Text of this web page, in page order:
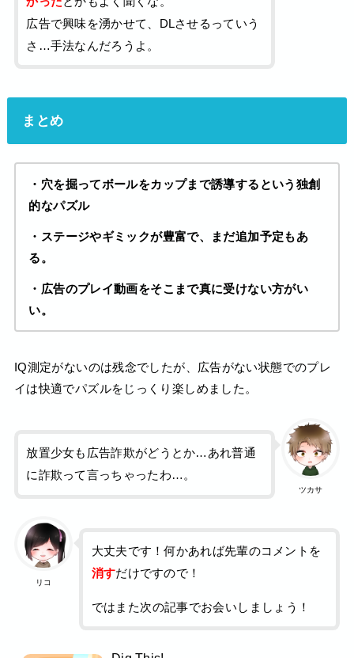
広告で興味を湧かせて、DLさせるっていう
さ…手法なんだろうよ。
まとめ
・穴を掘ってボールをカップまで誘導するという独創
的なパズル
・ステージやギミックが豊富で、まだ追加予定もあ
る。
・広告のプレイ動画をそこまで真に受けない方がい
い。
IQ測定がないのは残念でしたが、広告がない状態でのプレ
イは快適でパズルをじっくり楽しめました。
ツカサ
放置少女も広告詐欺がどうとか…あれ普通
に詐欺って言っちゃったわ…。
リコ
大丈夫です！何かあれば先輩のコメントを
消すだけですので！
ではまた次の記事でお会いしましょう！